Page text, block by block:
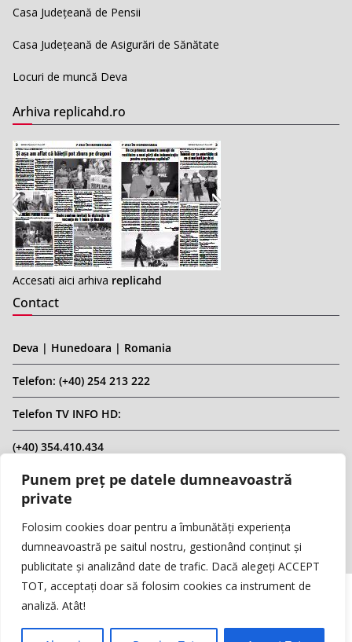
Punem preț pe datele dumneavoastră
private
Folosim cookies doar pentru a îmbunătăți experiența
dumneavoastră pe saitul nostru, gestionând conținut și
publicitate și analizând date de trafic. Dacă alegeți ACCEPT
TOT, acceptați doar să folosim cookies ca instrument de
analiză. Atât!
Casa Județeană de Pensii
Casa Județeană de Asigurări de Sănătate
Locuri de muncă Deva
Arhiva replicahd.ro
Accesati aici arhiva replicahd
Contact
Deva | Hunedoara | Romania
Telefon: (+40) 254 213 222
Telefon TV INFO HD:
(+40) 354.410.434
Email: infohd20@gmail.com
Website: www.replicahd.ro